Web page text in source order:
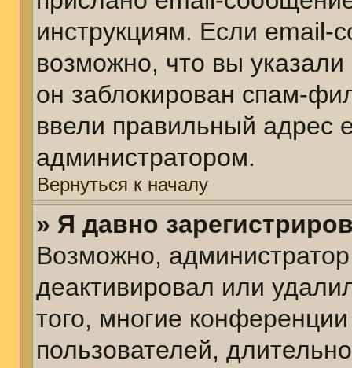
инструкциям. Если email-
возможно, что вы
он заблокирован спам-
ввели правильный адрес
администратором.
Вернуться к началу
» Я давно
Возможно,
деактивировал или
того, многие
пользователей,